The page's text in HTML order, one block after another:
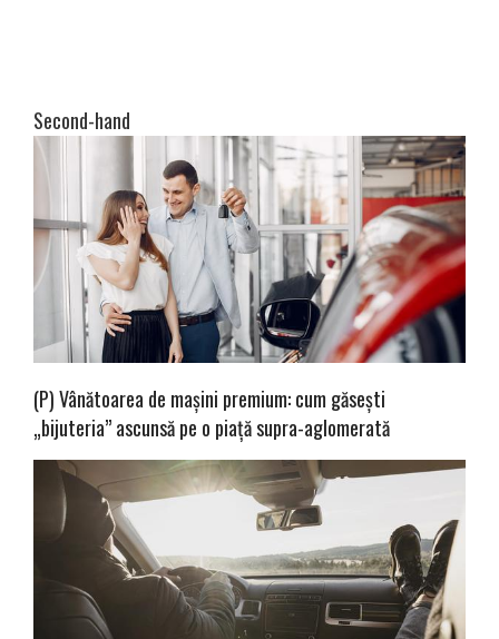
Second-hand
(P) Vânătoarea de mașini premium: cum găsești
„bijuteria” ascunsă pe o piață supra-aglomerată